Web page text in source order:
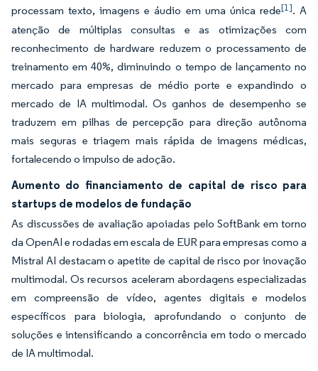
processam texto, imagens e áudio em uma única rede[1]. A
atenção de múltiplas consultas e as otimizações com
reconhecimento de hardware reduzem o processamento de
treinamento em 40%, diminuindo o tempo de lançamento no
mercado para empresas de médio porte e expandindo o
mercado de IA multimodal. Os ganhos de desempenho se
traduzem em pilhas de percepção para direção autônoma
mais seguras e triagem mais rápida de imagens médicas,
fortalecendo o impulso de adoção.
Aumento do financiamento de capital de risco para
startups de modelos de fundação
As discussões de avaliação apoiadas pelo SoftBank em torno
da OpenAI e rodadas em escala de EUR para empresas como a
Mistral AI destacam o apetite de capital de risco por inovação
multimodal. Os recursos aceleram abordagens especializadas
em compreensão de vídeo, agentes digitais e modelos
específicos para biologia, aprofundando o conjunto de
soluções e intensificando a concorrência em todo o mercado
de IA multimodal.